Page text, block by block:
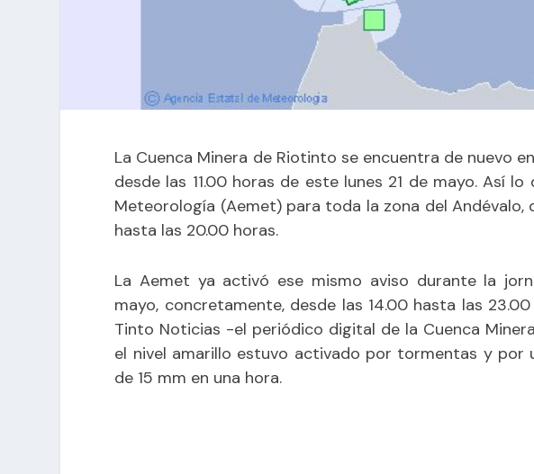
La Cuenca Minera de Riotinto se encuentra de nuevo
desde las 11.00 horas de este lunes 21 de mayo. Así
Meteorología (Aemet) para toda la zona del
hasta las 20.00 horas.
La Aemet ya activó ese mismo aviso durante la
mayo, concretamente, desde las 14.00 hasta las
Tinto Noticias -el periódico digital de la Cuenca
el nivel amarillo estuvo activado por tormentas y por
de 15 mm en una hora.